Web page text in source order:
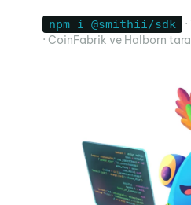
npm i @smithii/sdk
· CoinFabrik ve Halborn